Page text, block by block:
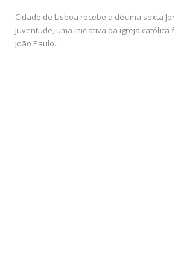
Cidade de Lisboa recebe a décima sexta
Juventude, uma iniciativa da igreja católica
João Paulo...